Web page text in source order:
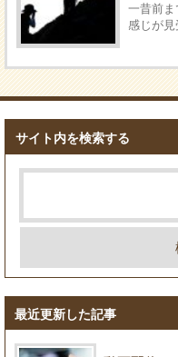
一昔前ま
感じが見
サイト内を検索する
最近更新した記事